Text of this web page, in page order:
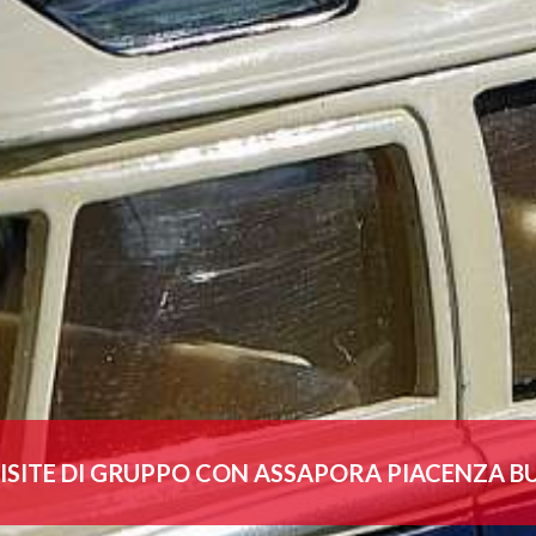
DI GRUPPO CON ASSAPORA PIACENZA